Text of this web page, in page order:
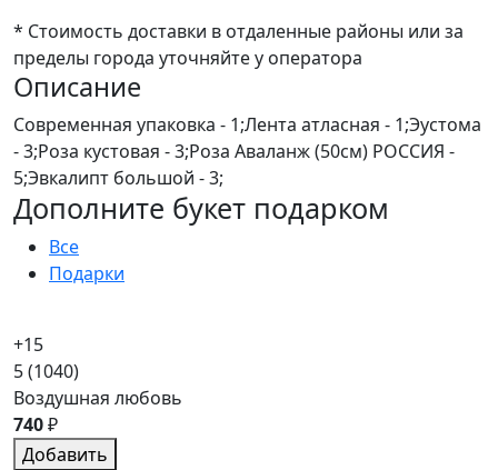
* Стоимость доставки в отдаленные районы или за
пределы города уточняйте у оператора
Описание
Современная упаковка - 1;Лента атласная - 1;Эустома
- 3;Роза кустовая - 3;Роза Аваланж (50см) РОССИЯ -
5;Эвкалипт большой - 3;
Дополните букет подарком
Все
Подарки
+15
5(1040)
Воздушная любовь
740₽
Добавить